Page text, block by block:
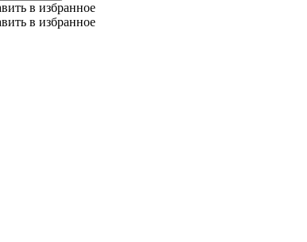
в избранное
в избранное